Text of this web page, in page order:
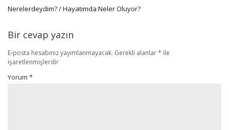
Nerelerdeydim? / Hayatımda Neler Oluyor?
Bir cevap yazın
E-posta hesabınız yayımlanmayacak. Gerekli alanlar* ile
işaretlenmişlerdir
Yorum *